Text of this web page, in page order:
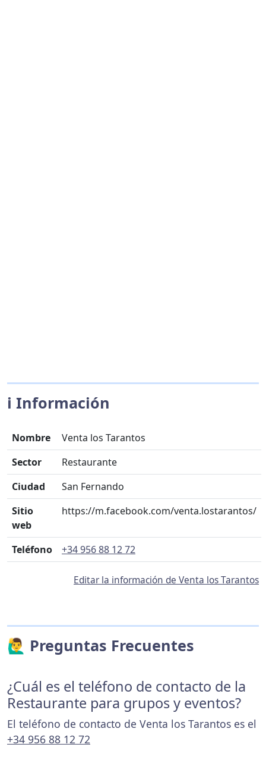
ℹ️ Información
Nombre
Venta los Tarantos
Sector
Restaurante
Ciudad
San Fernando
Sitio
web
https://m.facebook.com/venta.lostarantos/
Teléfono +34 956 88 12 72
Editar la información de Venta los Tarantos
🙋‍♂️ Preguntas Frecuentes
¿Cuál es el teléfono de contacto de la
Restaurante para grupos y eventos?
El teléfono de contacto de Venta los Tarantos es el
+34 956 88 12 72